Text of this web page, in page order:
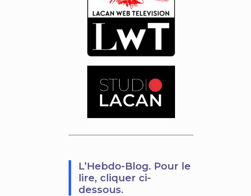
L’Hebdo-Blog. Pour le
lire, cliquer ci-
dessous.